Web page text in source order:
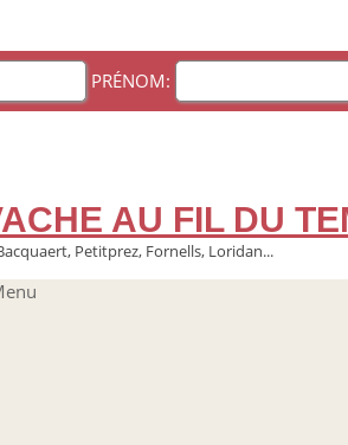
PRÉNOM:
AU FIL DU
Petitprez, Fornells, Loridan...